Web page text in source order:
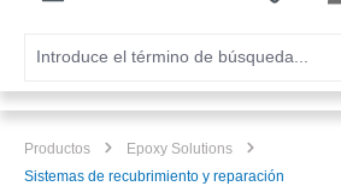
Productos
Epoxy Solutions
Sistemas de recubrimiento y reparación